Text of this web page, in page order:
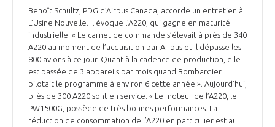
Benoît Schultz, PDG d’Airbus Canada, accorde un entretien à
L’Usine Nouvelle. Il évoque l’A220, qui gagne en maturité
industrielle. « Le carnet de commande s’élevait à près de 340
A220 au moment de l’acquisition par Airbus et il dépasse les
800 avions à ce jour. Quant à la cadence de production, elle
est passée de 3 appareils par mois quand Bombardier
pilotait le programme à environ 6 cette année ». Aujourd’hui,
près de 300 A220 sont en service. « Le moteur de l’A220, le
PW1500G, possède de très bonnes performances. La
réduction de consommation de l’A220 en particulier est au